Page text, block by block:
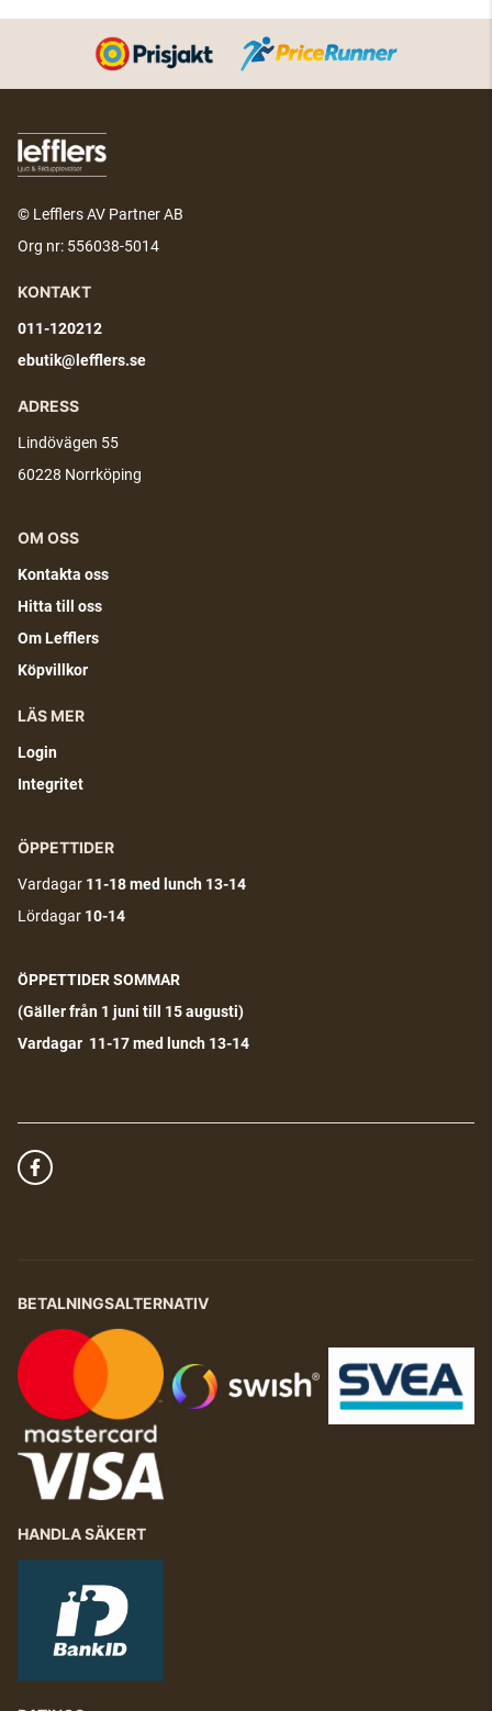
© Lefflers AV Partner AB
Org nr: 556038-5014
KONTAKT
011-120212
ebutik@lefflers.se
ADRESS
Lindövägen 55
60228 Norrköping
OM OSS
Kontakta oss
Hitta till oss
Om Lefflers
Köpvillkor
LÄS MER
Login
Integritet
ÖPPETTIDER
Vardagar 11-18med lunch 13-14
Lördagar 10-14
ÖPPETTIDER SOMMAR
(Gäller från 1 juni till 15 augusti)
Vardagar 11-17 med lunch 13-14
BETALNINGSALTERNATIV
HANDLA SÄKERT